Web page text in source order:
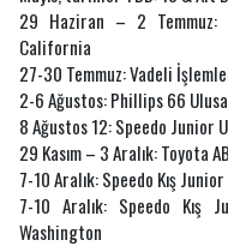
29 Haziran – 2 Temmuz:
California
27-30 Temmuz: Vadeli
2-6 Ağustos: Phillips 66
8 Ağustos 12: Speedo Junior
29 Kasım – 3 Aralık: Toyota
7-10 Aralık: Speedo Kış
7-10 Aralık: Speedo Kış
Washington